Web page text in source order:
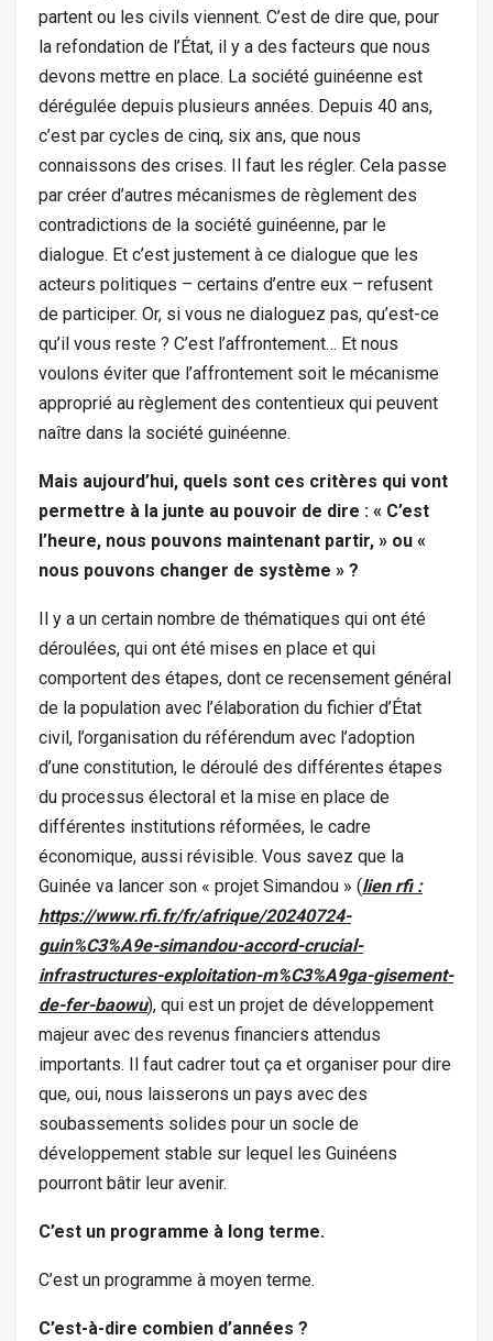
partent ou les civils viennent. C’est de dire que, pour
la refondation de l’État, il y a des facteurs que nous
devons mettre en place. La société guinéenne est
dérégulée depuis plusieurs années. Depuis 40 ans,
c’est par cycles de cinq, six ans, que nous
connaissons des crises. Il faut les régler. Cela passe
par créer d’autres mécanismes de règlement des
contradictions de la société guinéenne, par le
dialogue. Et c’est justement à ce dialogue que les
acteurs politiques – certains d’entre eux – refusent
de participer. Or, si vous ne dialoguez pas, qu’est-ce
qu’il vous reste ? C’est l’affrontement… Et nous
voulons éviter que l’affrontement soit le mécanisme
approprié au règlement des contentieux qui peuvent
naître dans la société guinéenne.
Mais aujourd’hui, quels sont ces critères qui vont
permettre à la junte au pouvoir de dire : « C’est
l’heure, nous pouvons maintenant partir, » ou «
nous pouvons changer de système » ?
Il y a un certain nombre de thématiques qui ont été
déroulées, qui ont été mises en place et qui
comportent des étapes, dont ce recensement général
de la population avec l’élaboration du fichier d’État
civil, l’organisation du référendum avec l’adoption
d’une constitution, le déroulé des différentes étapes
du processus électoral et la mise en place de
différentes institutions réformées, le cadre
économique, aussi révisible. Vous savez que la
Guinée va lancer son « projet Simandou » (lien rfi :
https://www.rfi.fr/fr/afrique/20240724-
guin%C3%A9e-simandou-accord-crucial-
infrastructures-exploitation-m%C3%A9ga-gisement-
de-fer-baowu), qui est un projet de développement
majeur avec des revenus financiers attendus
importants. Il faut cadrer tout ça et organiser pour dire
que, oui, nous laisserons un pays avec des
soubassements solides pour un socle de
développement stable sur lequel les Guinéens
pourront bâtir leur avenir.
C’est un programme à long terme.
C’est un programme à moyen terme.
C’est-à-dire combien d’années ?